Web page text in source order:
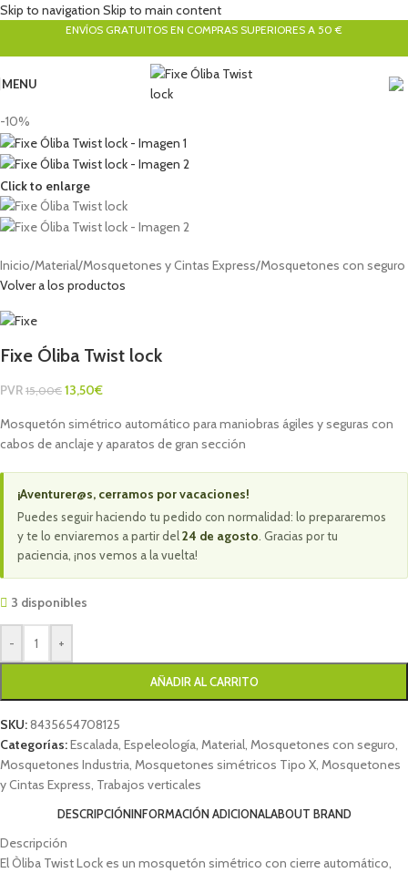
Skip to navigation Skip to main content
ENVÍOS GRATUITOS EN COMPRAS SUPERIORES A 50 €
MENU
-10%
Click to enlarge
Inicio/Material/Mosquetones y Cintas Express/Mosquetones con seguro
Volver a los productos
Fixe Óliba Twist lock
PVR 15,00€ 13,50€
Mosquetón simétrico automático para maniobras ágiles y seguras con
cabos de anclaje y aparatos de gran sección
¡Aventurer@s, cerramos por vacaciones!
Puedes seguir haciendo tu pedido con normalidad: lo prepararemos
y te lo enviaremos a partir del24 de agosto . Gracias por tu
paciencia, ¡nos vemos a la vuelta!
3 disponibles
- +
AÑADIR AL CARRITO
SKU:8435654708125
Categorías:Escalada, Espeleología, Material, Mosquetones con seguro,
Mosquetones Industria, Mosquetones simétricos Tipo X, Mosquetones
y Cintas Express, Trabajos verticales
DESCRIPCIÓNINFORMACIÓN ADICIONALABOUT BRAND
Descripción
El Òliba Twist Lock es un mosquetón simétrico con cierre automático,